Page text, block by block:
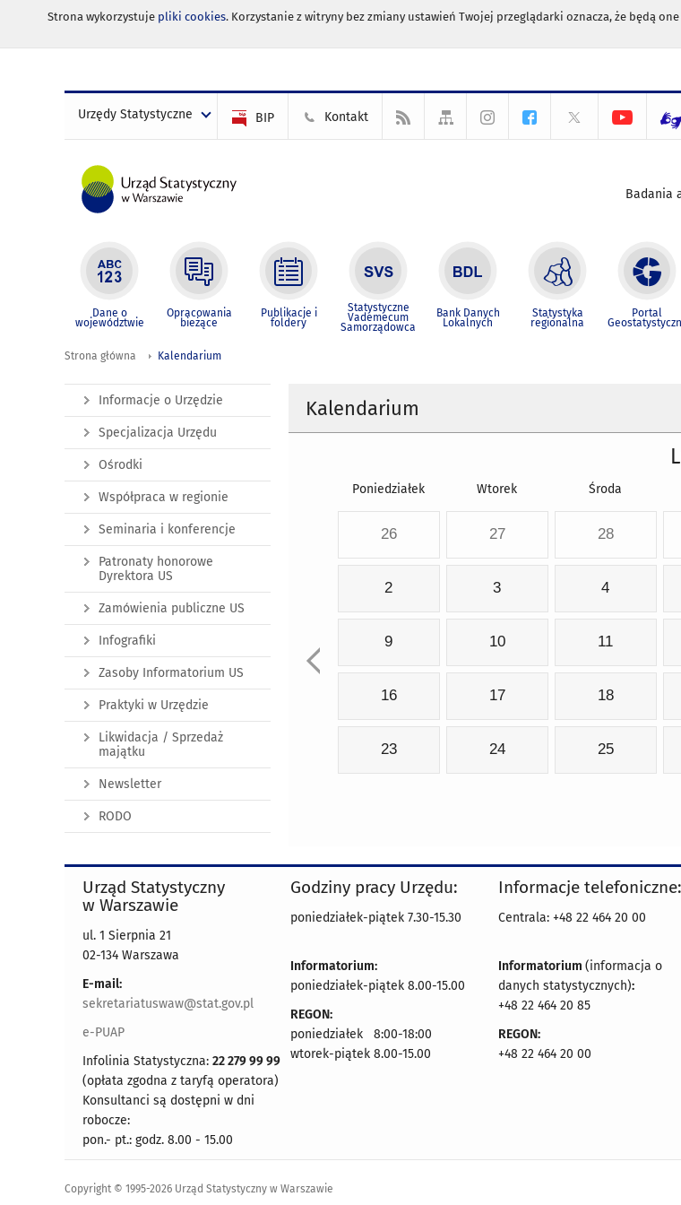
Strona wykorzystuje pliki cookies. Korzystanie z witryny bez zmiany ustawień Twojej przeglądarki oznacza, że będą
Urzędy Statystyczne BIP Kontakt
Badania
Dane o
województwie
Opracowania
bieżące
Publikacje i
foldery
Statystyczne
Vademecum
Samorządowca
Bank Danych
Lokalnych
Statystyka
regionalna
Portal
Strona główna Kalendarium
Kalendarium
Poniedziałek Wtorek Środa
26 27 28
2 3 4
9 10 11
16 17 18
23 24 25
Informacje o Urzędzie
Specjalizacja Urzędu
Ośrodki
Współpraca w regionie
Seminaria i konferencje
Patronaty honorowe
Dyrektora US
Zamówienia publiczne US
Infografiki
Zasoby Informatorium US
Praktyki w Urzędzie
Likwidacja / Sprzedaż
majątku
Newsletter
RODO
Urząd Statystyczny
w Warszawie
ul. 1 Sierpnia 21
02-134 Warszawa
E-mail:
sekretariatuswaw@stat.gov.pl
e-PUAP
Infolinia Statystyczna: 22 279 99 99
(opłata zgodna z taryfą operatora)
Konsultanci są dostępni w dni
robocze:
pon.- pt.: godz. 8.00 - 15.00
Godziny pracy Urzędu:
poniedziałek-piątek 7.30-15.30
Informatorium:
poniedziałek-piątek 8.00-15.00
REGON:
poniedziałek 8:00-18:00
wtorek-piątek 8.00-15.00
Informacje telefoniczne:
Centrala: +48 22 464 20 00
Informatorium (informacja o
danych statystycznych):
+48 22 464 20 85
REGON:
+48 22 464 20 00
Copyright © 1995-2026 Urząd Statystyczny w Warszawie